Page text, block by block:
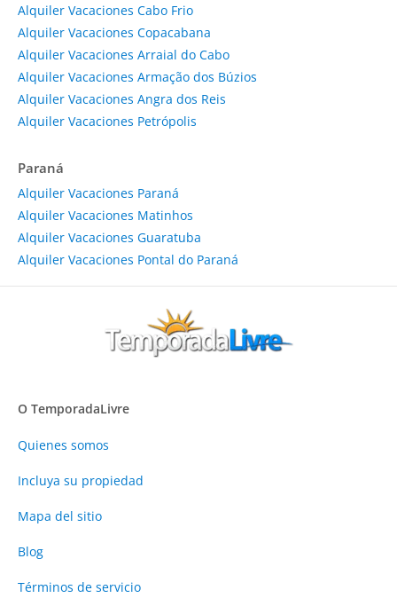
Alquiler Vacaciones Cabo Frio
Alquiler Vacaciones Copacabana
Alquiler Vacaciones Arraial do Cabo
Alquiler Vacaciones Armação dos Búzios
Alquiler Vacaciones Angra dos Reis
Alquiler Vacaciones Petrópolis
Paraná
Alquiler Vacaciones Paraná
Alquiler Vacaciones Matinhos
Alquiler Vacaciones Guaratuba
Alquiler Vacaciones Pontal do Paraná
O TemporadaLivre
Quienes somos
Incluya su propiedad
Mapa del sitio
Blog
Términos de servicio